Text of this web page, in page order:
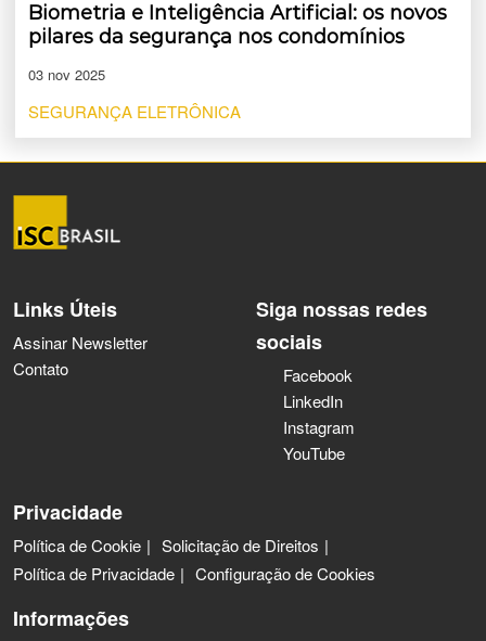
Biometria e Inteligência Artificial: os novos
pilares da segurança nos condomínios
03 nov 2025
SEGURANÇA ELETRÔNICA
Links Úteis
Assinar Newsletter
Contato
Siga nossas redes
sociais
Facebook
LinkedIn
Instagram
YouTube
Privacidade
Política de Cookie
Solicitação de Direitos
Política de Privacidade
Configuração de Cookies
Informações